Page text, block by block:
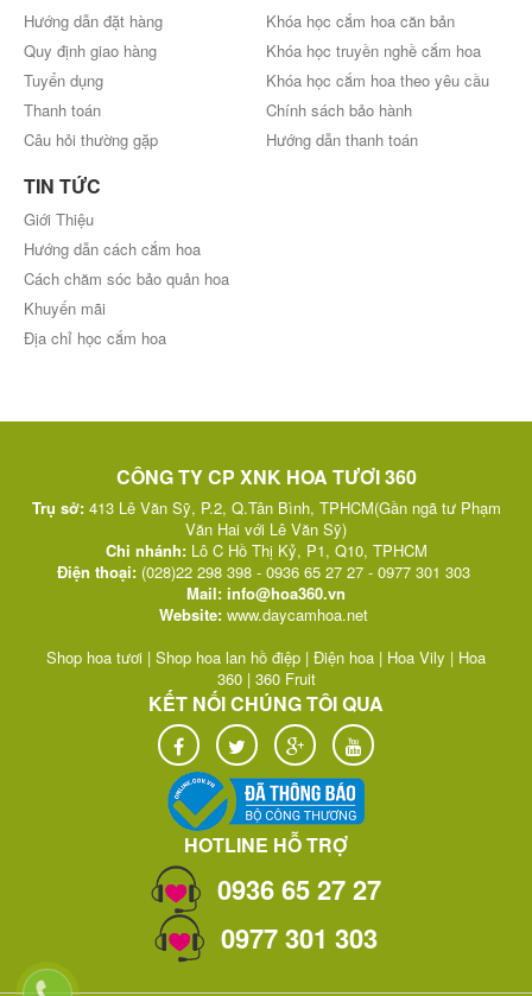
Hướng dẫn đặt hàng
Quy định giao hàng
Tuyển dụng
Thanh toán
Câu hỏi thường gặp
Khóa học cắm hoa căn bản
Khóa học truyền nghề cắm hoa
Khóa học cắm hoa theo yêu cầu
Chính sách bảo hành
Hướng dẫn thanh toán
TIN TỨC
Giới Thiệu
Hướng dẫn cách cắm hoa
Cách chăm sóc bảo quản hoa
Khuyến mãi
Địa chỉ học cắm hoa
CÔNG TY CP XNK HOA TƯƠI 360
Trụ sở:413 Lê Văn Sỹ, P.2, Q.Tân Bình, TPHCM(Gần ngã tư Phạm
Văn Hai với Lê Văn Sỹ)
Chi nhánh:Lô C Hồ Thị Kỷ, P1, Q10, TPHCM
Điện thoại: (028)22 298 398 - 0936 65 27 27 - 0977 301 303
Mail: info@hoa360.vn
Website: www.daycamhoa.net
Shop hoa tươi | Shop hoa lan hồ điệp | Điện hoa | Hoa Vily | Hoa
360| 360 Fruit
KẾT NỐI CHÚNG TÔI QUA
HOTLINE HỖ TRỢ
0936 65 27 27
0977 301 303